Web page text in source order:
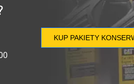
KUP PAKIETY